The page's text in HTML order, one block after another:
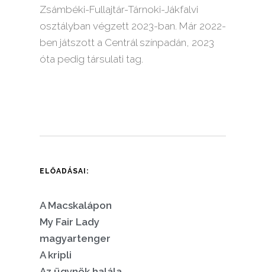
Zsámbéki-Fullajtár-Tárnoki-Jákfalvi
osztályban végzett 2023-ban. Már 2022-
ben játszott a Centrál színpadán, 2023
óta pedig társulati tag.
ELŐADÁSAI:
A Macskalápon
My Fair Lady
magyartenger
A kripli